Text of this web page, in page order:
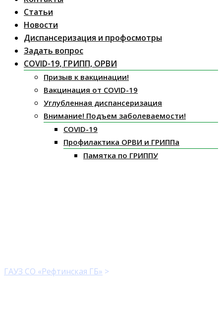
Статьи
Новости
Диспансеризация и профосмотры
Задать вопрос
COVID-19, ГРИПП, ОРВИ
Призыв к вакцинации!
Вакцинация от COVID-19
Углубленная диспансеризация
Внимание! Подъем заболеваемости!
COVID-19
Профилактика ОРВИ и ГРИППа
Памятка по ГРИППУ
ГАУЗ СО «Рефтинская ГБ» >